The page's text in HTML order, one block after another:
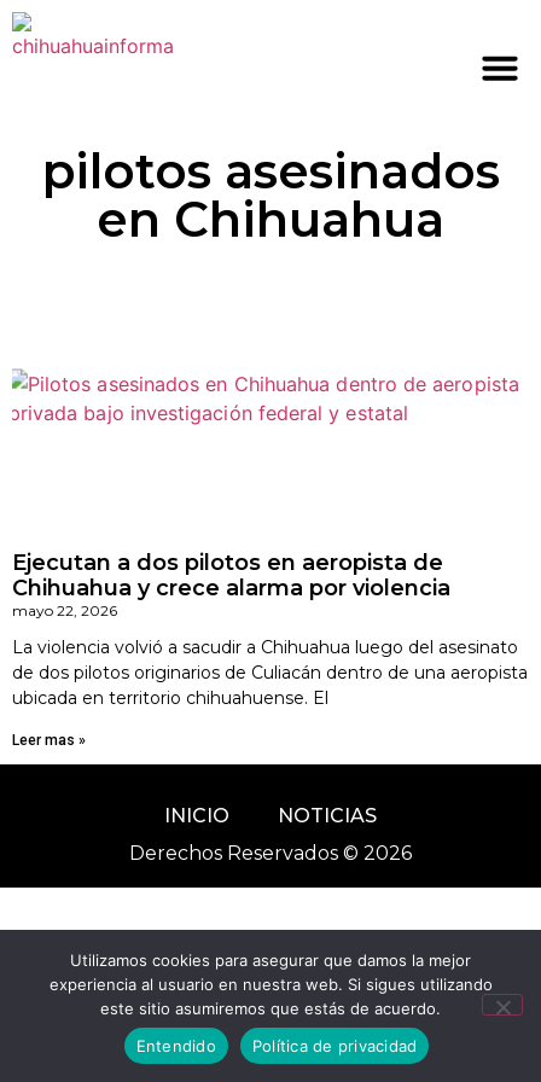
pilotos asesinados
en Chihuahua
Ejecutan a dos pilotos en aeropista de
Chihuahua y crece alarma por violencia
mayo 22, 2026
La violencia volvió a sacudir a Chihuahua luego del asesinato
de dos pilotos originarios de Culiacán dentro de una aeropista
ubicada en territorio chihuahuense. El
Leer mas »
INICIO
NOTICIAS
Derechos Reservados © 2026
Utilizamos cookies para asegurar que damos la mejor
experiencia al usuario en nuestra web. Si sigues utilizando
este sitio asumiremos que estás de acuerdo.
Entendido
Política de privacidad